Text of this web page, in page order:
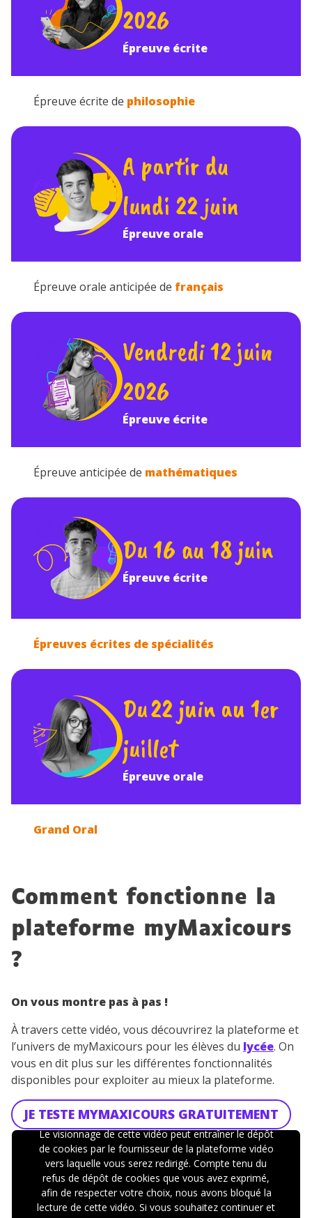
2026
Épreuve écrite
Épreuve écrite de philosophie
A partir du
lundi 22 juin
Épreuve orale
Épreuve orale anticipée de français
Vendredi 12 juin
2026
Épreuve écrite
Épreuve anticipée de mathématiques
Du 16 au 18 juin
Épreuve écrite
Épreuves écrites de spécialités
Du 22 juin au 1er
juillet
Épreuve orale
Grand Oral
Comment fonctionne la
plateforme myMaxicours
?
On vous montre pas à pas !
À travers cette vidéo, vous découvrirez la plateforme et
l’univers de myMaxicours pour les élèves du lycée. On
vous en dit plus sur les différentes fonctionnalités
disponibles pour exploiter au mieux la plateforme.
JE TESTE MYMAXICOURS GRATUITEMENT
Le visionnage de cette vidéo peut entraîner le dépôt
de cookies par le fournisseur de la plateforme vidéo
vers laquelle vous serez redirigé. Compte tenu du
refus de dépôt de cookies que vous avez exprimé,
afin de respecter votre choix, nous avons bloqué la
lecture de cette vidéo. Si vous souhaitez continuer et